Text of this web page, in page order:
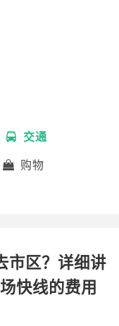
交通
购物
市区？详细讲
快线的费用